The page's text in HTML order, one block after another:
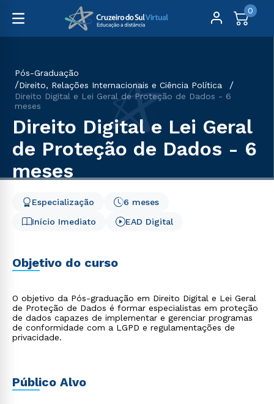
0
Pós-Graduação
Direito, Relações Internacionais e Ciência Política
Direito Digital e Lei Geral de Proteção de Dados - 6
meses
Direito Digital e Lei Geral
de Proteção de Dados - 6
meses
Início Imediato
6 meses
Especialização
EAD Digital
Objetivo do curso
O objetivo da Pós-graduação em Direito Digital e Lei Geral
de Proteção de Dados é formar especialistas em proteção
de dados capazes de implementar e gerenciar programas
de conformidade com a LGPD e regulamentações de
privacidade.
Público Alvo